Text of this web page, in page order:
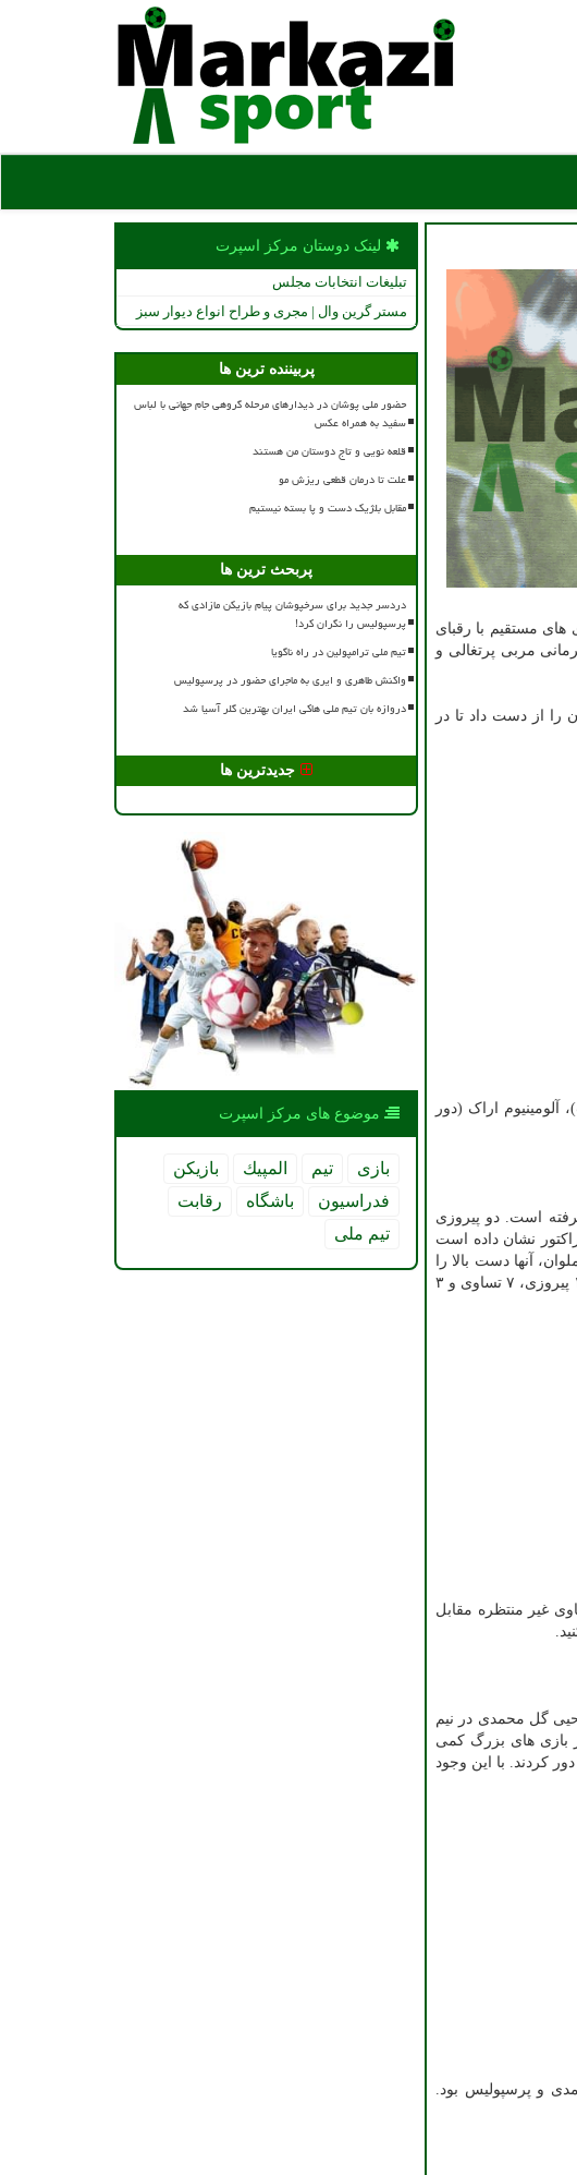
های مستقیم با رقبای
مربی پرتغالی و
شهرآورد تهران را از دست داد تا در
اراک (دور
است. دو پیروزی
نشان داده است
آنها دست بالا را
خود در لیگ برتر ۱۶ پیروزی، ۷ تساوی و ۳
غیر منتظره مقابل
صدرنشین است. شاگردان یحیی گل محمدی در نیم
بازی های بزرگ کمی
کردند. با این وجود
و پرسپولیس بود.
لینک دوستان مركز اسپرت
تبلیغات انتخابات مجلس
مستر گرین وال | مجری و طراح انواع دیوار سبز
پربیننده ترین ها
حضور ملی پوشان در دیدارهای مرحله گروهی جام جهانی با لباس
سفید به همراه عکس
قلعه نویی و تاج دوستان من هستند
علت تا درمان قطعی ریزش مو
مقابل بلژیک دست و پا بسته نیستیم
پربحث ترین ها
دردسر جدید برای سرخپوشان پیام بازیکن مازادی که
پرسپولیس را نگران کرد!
تیم ملی ترامپولین در راه ناگویا
واکنش طاهری و ایری به ماجرای حضور در پرسپولیس
دروازه بان تیم ملی هاکی ایران بهترین گلر آسیا شد
جدیدترین ها
موضوع های مركز اسپرت
بازی تیم المپیك
بازیكن
فدراسیون
باشگاه
رقابت
تیم ملی